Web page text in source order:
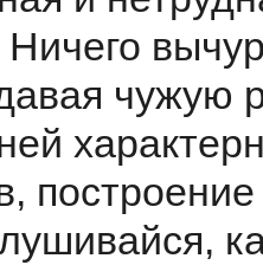
Ничего
чужую